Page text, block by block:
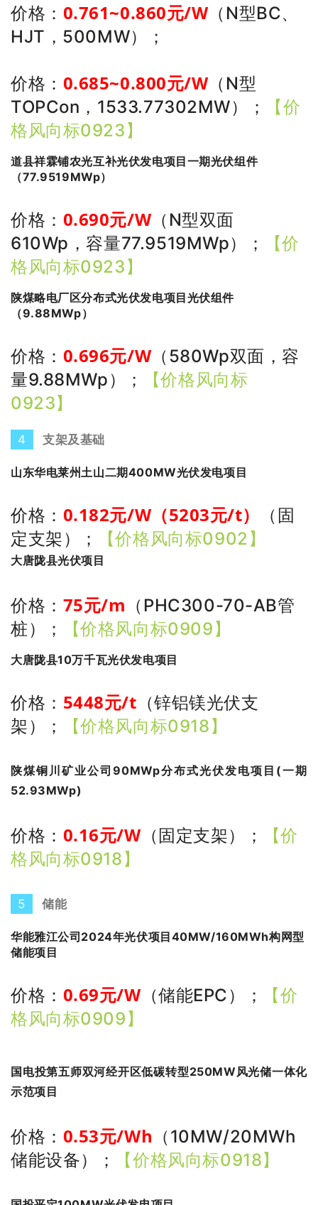
价格： 0.761~0.860元/W （N型BC、
HJT，500MW）
；
价格： 0.685~0.800元/W （N型
TOPCon，1533.77302MW）
；
【价
格风向标0923】
道县祥霖铺农光互补光伏发电项目一期光伏组件
（77.9519MWp）
价格： 0.690元/W （N型双面
610Wp，容量77.9519MWp）
；
【价
格风向标0923】
陕煤略电厂区分布式光伏发电项目光伏组件
（9.88MWp）
价格： 0.696元/W （580Wp双面，容
量9.88MWp）
；
【价格风向标
0923】
4 支架及基础
山东华电莱州土山二期400MW光伏发电项目
价格： 0.182元/W（5203元/t）
（固
定支架）
； 【价格风向标0902】
大唐陇县光伏项目
价格： 75元/m （PHC300-70-AB管
桩）
； 【价格风向标0909】
大唐陇县10万千瓦光伏发电项目
价格： 5448元/t （锌铝镁光伏支
架）
； 【价格风向标0918】
陕煤铜川矿业公司90MWp分布式光伏发电项目(一期
52.93MWp)
价格： 0.16元/W （固定支架） ；
【价
格风向标0918】
5 储能
华能雅江公司2024年光伏项目40MW/160MWh构网型
储能项目
价格： 0.69元/W （储能EPC） ；
【价
格风向标0909】
国电投第五师双河经开区低碳转型250MW风光储一体化
示范项目
价格： 0.53元/Wh （10MW/20MWh
储能设备）
； 【价格风向标0918】